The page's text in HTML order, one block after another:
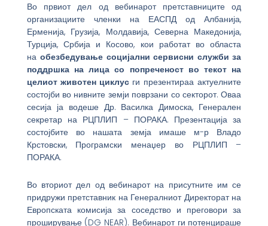
Во првиот дел од вебинарот претставниците од
организациите членки на ЕАСПД од Албанија,
Ерменија, Грузија, Молдавија, Северна Македонија,
Турција, Србија и Косово, кои работат во областа
наобезбедување социјални сервисни служби за
поддршка на лица со попреченост во текот на
целиот животен циклус ги презентираа актуелните
состојби во нивните земји поврзани со секторот. Оваа
сесија ја водеше Др. Василка Димоска, Генерален
секретар на РЦПЛИП – ПОРАКА. Презентација за
состојбите во нашата земја имаше м-р Владо
Крстовски, Програмски менаџер во РЦПЛИП –
ПОРАКА.
Во вториот дел од вебинарот на присутните им се
придружи претставник на Генералниот Директорат на
Европската комисија за соседство и преговори за
проширување (DG NEAR). Вебинарот ги потенцираше